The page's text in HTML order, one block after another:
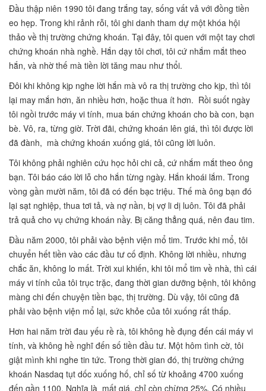
Đầu thập niên 1990 tôi đang trắng tay, sống vất vả với đồng tiền
eo hẹp. Trong khi rảnh rỗi, tôi ghi danh tham dự một khóa hội
thảo về thị trường chứng khoán. Tại đây, tôi quen với một tay chơi
chứng khoán nhà nghề. Hắn dạy tôi chơi, tôi cứ nhắm mắt theo
hắn, và nhờ thế mà tiền lời tăng mau như thổi.
Đôi khi không kịp nghe lời hắn mà vô ra thị trường cho kịp, thì tôi
lại may mắn hơn, ăn nhiều hơn, hoặc thua ít hơn. Rồi suốt ngày
tôi ngồi trước máy vi tính, mua bán chứng khoán cho bà con, bạn
bè. Vô, ra, từng giờ. Trời đãi, chứng khoán lên giá, thì tôi được lời
đã đành, mà chứng khoán xuống giá, tôi cũng lời luôn.
Tôi không phải nghiên cứu học hỏi chi cả, cứ nhắm mắt theo ông
bạn. Tôi báo cáo lời lỗ cho hắn từng ngày. Hắn khoái lắm. Trong
vòng gần mười năm, tôi đã có đến bạc triệu. Thế mà ông bạn đó
lại sạt nghiệp, thua tơi tả, và nợ nần, bị vợ li dị luôn. Tôi đã phải
trả quả cho vụ chứng khoán nầy. Bị căng thẳng quá, nên đau tim.
Đầu năm 2000, tôi phải vào bệnh viện mổ tim. Trước khi mổ, tôi
chuyển hết tiền vào các đầu tư cố định. Không lời nhiều, nhưng
chắc ăn, không lo mất. Trời xui khiến, khi tôi mổ tim về nhà, thì cái
máy vi tính của tôi trục trặc, đang thời gian dưỡng bệnh, tôi không
màng chi đến chuyện tiền bạc, thị trường. Dù vậy, tôi cũng đã
phải vào bệnh viện mổ lại, sức khỏe của tôi xuống rất thấp.
Hơn hai năm trời đau yếu rề rà, tôi không hề đụng đến cái máy vi
tính, và không hề nghĩ đến số tiền đầu tư. Một hôm tình cờ, tôi
giật mình khi nghe tin tức. Trong thời gian đó, thị trường chứng
khoán Nasdaq tụt dốc xuống hố, chỉ số từ khoảng 4700 xuống
đến gần 1100. Nghĩa là mất giá, chỉ còn chừng 25%. Có nhiều